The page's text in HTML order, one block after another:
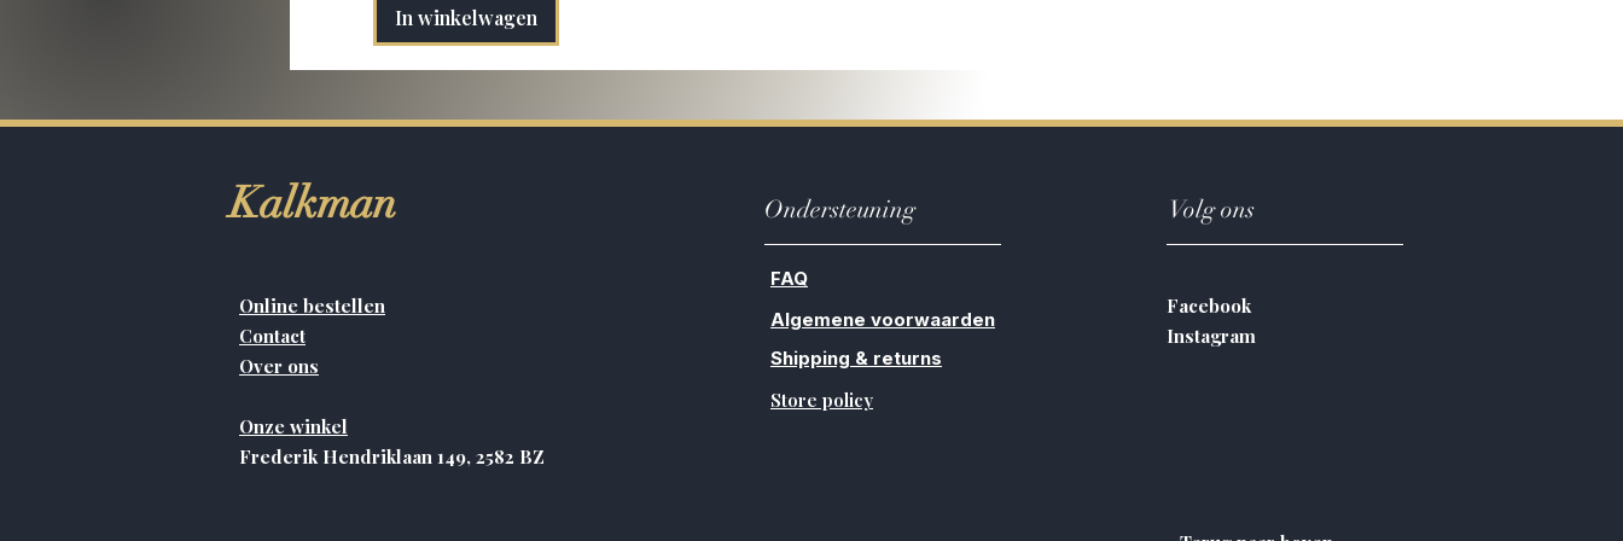
In winkelwagen
Kalkman Ondersteuning
Online bestellen
Contact
Over ons
Onze winkel
Frederik Hendriklaan 149, 2582 BZ
Volg ons
Facebook
Instagram
Algemene voorwaarden
FAQ
Shipping & returns
Store policy